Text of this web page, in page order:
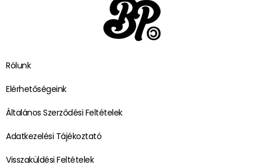
Rólunk
Elérhetőségeink
Általános Szerződési Feltételek
Adatkezelési Tájékoztató
Visszaküldési Feltételek